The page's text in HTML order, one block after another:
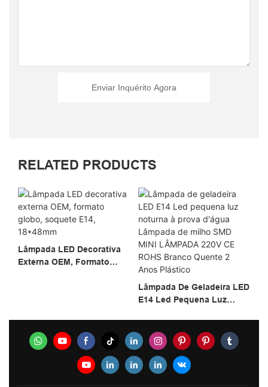
Enviar Inquérito Agora
RELATED PRODUCTS
Lâmpada LED Decorativa
Externa OEM, Formato
Lâmpada De Geladeira LED
E14 Led Pequena Luz
MINI LÂMPADA 220V CE
ROHS Branco Quente 2
Anos Plástico